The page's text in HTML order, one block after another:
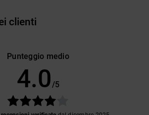
clienti
Punteggio medio
4.0 /5